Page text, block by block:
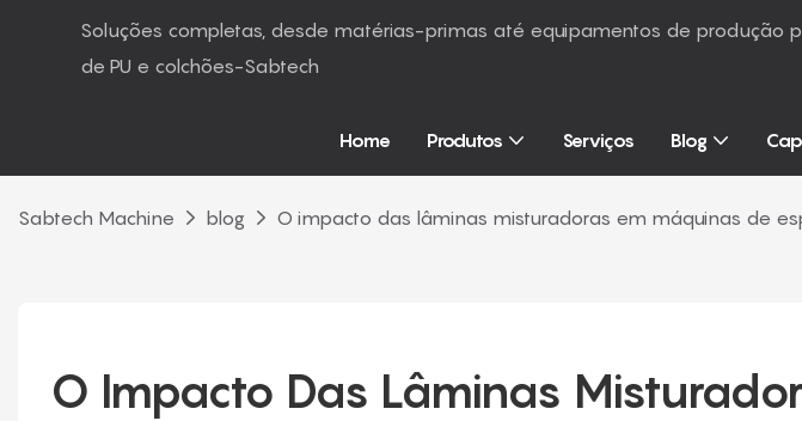
Soluções completas, desde matérias-primas até equipamentos de produção
de PU e colchões-Sabtech
Home Produtos Serviços Blog
Sabtech Machine blog O impacto das lâminas misturadoras em máquinas de
O Impacto Das Lâminas